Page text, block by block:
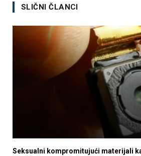
SLIČNI ČLANCI
Seksualni kompromitujući materijali